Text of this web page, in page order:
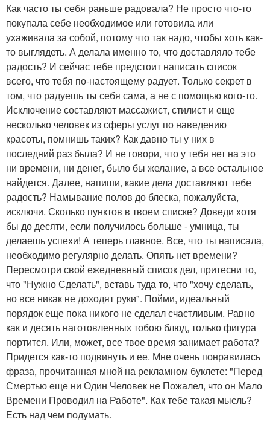
Как часто ты себя раньше радовала? Не просто что-то
покупала себе необходимое или готовила или
ухаживала за собой, потому что так надо, чтобы хоть как-
то выглядеть. А делала именно то, что доставляло тебе
радость? И сейчас тебе предстоит написать список
всего, что тебя по-настоящему радует. Только секрет в
том, что радуешь ты себя сама, а не с помощью кого-то.
Исключение составляют массажист, стилист и еще
несколько человек из сферы услуг по наведению
красоты, помнишь таких? Как давно ты у них в
последний раз была? И не говори, что у тебя нет на это
ни времени, ни денег, было бы желание, а все остальное
найдется. Далее, напиши, какие дела доставляют тебе
радость? Намывание полов до блеска, пожалуйста,
исключи. Сколько пунктов в твоем списке? Доведи хотя
бы до десяти, если получилось больше - умница, ты
делаешь успехи! А теперь главное. Все, что ты написала,
необходимо регулярно делать. Опять нет времени?
Пересмотри свой ежедневный список дел, притесни то,
что "Нужно Сделать", вставь туда то, что "хочу сделать,
но все никак не доходят руки". Пойми, идеальный
порядок еще пока никого не сделал счастливым. Равно
как и десять наготовленных тобою блюд, только фигура
портится. Или, может, все твое время занимает работа?
Придется как-то подвинуть и ее. Мне очень понравилась
фраза, прочитанная мной на рекламном буклете: "Перед
Смертью еще ни Один Человек не Пожалел, что он Мало
Времени Проводил на Работе". Как тебе такая мысль?
Есть над чем подумать.